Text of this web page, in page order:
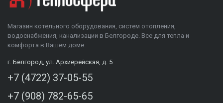
Магазин котельного оборудования, систем отопления,
водоснабжения, канализации в Белгороде. Все для тепла и
комфорта в Вашем доме.
г. Белгород, ул. Архиерейская, д. 5
+7 (4722) 37-05-55
+7 (908) 782-65-65